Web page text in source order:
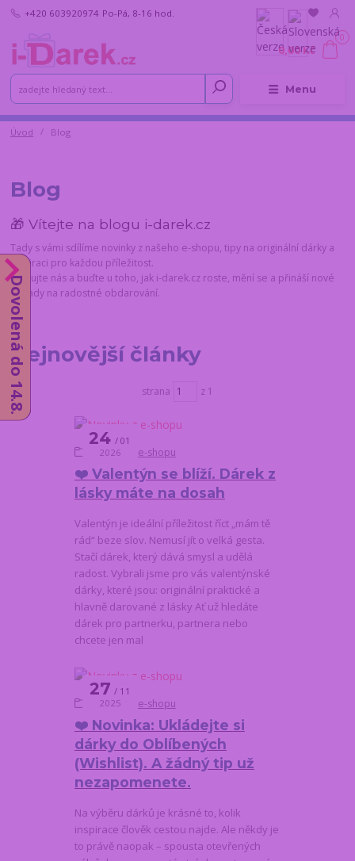
Menu
+420 603920974 Po-Pá, 8-16 hod.
0
0,00 Kč
Úvod Blog
Blog
🎁 Vítejte na blogu i-darek.cz
Tady s vámi sdílíme novinky z našeho e-shopu, tipy na originální dárky a
inspiraci pro každou příležitost.
Sledujte nás a buďte u toho, jak i-darek.cz roste, mění se a přináší nové
nápady na radostné obdarování.
Nejnovější články
strana z 1
❤️ Valentýn se blíží. Dárek z
lásky máte na dosah
24
01
2026
Novinky z e-shopu
Valentýn je ideální příležitost říct „mám tě
rád“ beze slov. Nemusí jít o velká gesta.
Stačí dárek, který dává smysl a udělá
radost. Vybrali jsme pro vás valentýnské
dárky, které jsou: originální praktické a
hlavně darované z lásky Ať už hledáte
dárek pro partnerku, partnera nebo
chcete jen mal
❤️ Novinka: Ukládejte si
dárky do Oblíbených
(Wishlist). A žádný tip už
nezapomenete.
27
11
2025
Novinky z e-shopu
Na výběru dárků je krásné to, kolik
inspirace člověk cestou najde. Ale někdy je
to právě naopak – spousta otevřených
Dovolená do 14.8.